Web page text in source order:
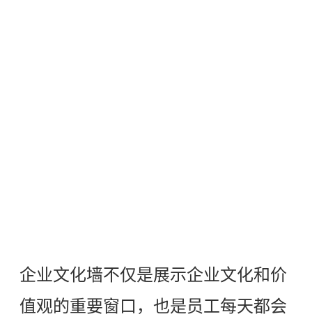
企业文化墙不仅是展示企业文化和价
值观的重要窗口，也是员工每天都会